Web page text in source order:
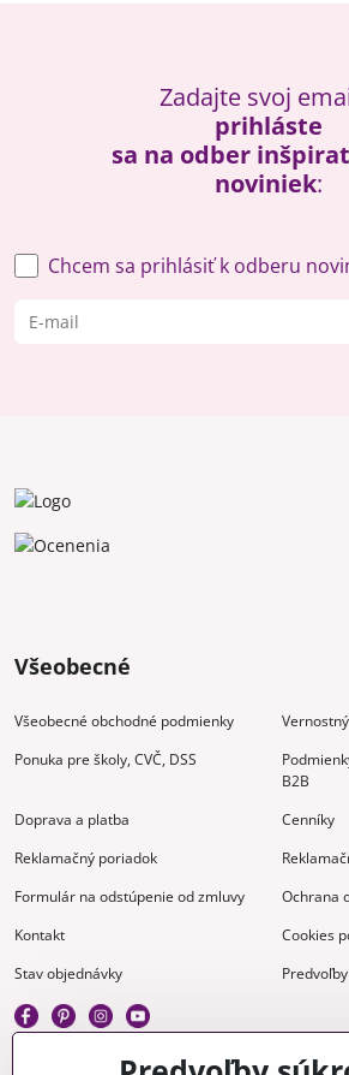
Zadajte svoj
prihláste
sa na odber
noviniek:
Chcem sa prihlásiť k odberu
Všeobecné
Všeobecné obchodné podmienky
Ponuka pre školy, CVČ, DSS
B2B
Doprava a platba
Cenníky
Reklamačný poriadok
Formulár na odstúpenie od zmluvy
Ochrana
Kontakt
Cookies
Stav objednávky